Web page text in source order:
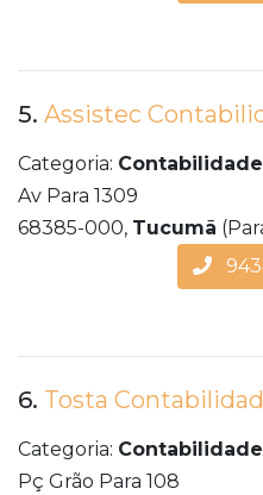
5. Assistec
Categoria:
Av Para 1309
68385-000, Tucumã
6. Tosta
Categoria:
Pç Grão Para 108